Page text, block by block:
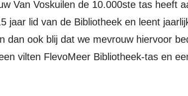
Van Voskuilen de 10.000ste tas heeft
jaar lid van de Bibliotheek en leent
dan ook blij dat we mevrouw hiervoor
vilten FlevoMeer Bibliotheek-tas en